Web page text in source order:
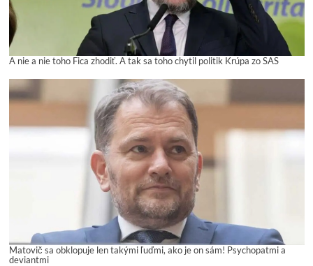
A nie a nie toho Fica zhodiť. A tak sa toho chytil politik Krúpa zo SAS
Matovič sa obklopuje len takými ľuďmi, ako je on sám! Psychopatmi a
deviantmi